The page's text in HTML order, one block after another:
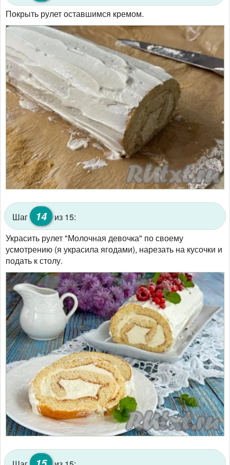
Покрыть рулет оставшимся кремом.
Шаг 14 из 15:
Украсить рулет "Молочная девочка" по своему
усмотрению (я украсила ягодами), нарезать на кусочки и
подать к столу.